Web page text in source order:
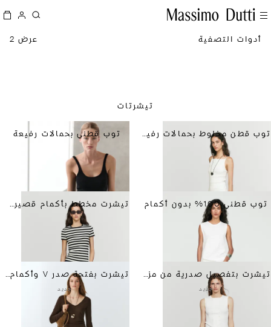
أدوات التصفية عرض 2
تيشرتات
توب قطن مخلوط بحمالات رفيعة توب قطني بحمالات رفيعة
توب قطني 100% بدون أكمام تيشرت مخطط بأكمام قصيرة من القطن المخلوط
تيشرت بتفصيل صدرية من مزيج القطن
جديد
تيشرت بفتحة صدر V وأكمام طويلة بقصة ضيقة
جديد